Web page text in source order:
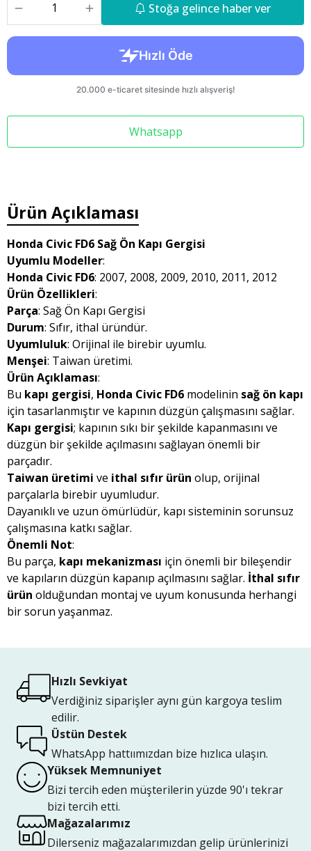
Stoğa gelince haber ver
Whatsapp
Ürün Açıklaması
Honda Civic FD6 Sağ Ön Kapı Gergisi
Uyumlu Modeller:
Honda Civic FD6: 2007, 2008, 2009, 2010, 2011, 2012
Ürün Özellikleri:
Parça: Sağ Ön Kapı Gergisi
Durum: Sıfır, ithal üründür.
Uyumluluk: Orijinal ile birebir uyumlu.
Menşei: Taiwan üretimi.
Ürün Açıklaması:
Bu kapı gergisi, Honda Civic FD6 modelinin sağ ön kapı
için tasarlanmıştır ve kapının düzgün çalışmasını sağlar.
Kapı gergisi; kapının sıkı bir şekilde kapanmasını ve
düzgün bir şekilde açılmasını sağlayan önemli bir
parçadır.
Taiwan üretimi ve ithal sıfır ürün olup, orijinal
parçalarla birebir uyumludur.
Dayanıklı ve uzun ömürlüdür, kapı sisteminin sorunsuz
çalışmasına katkı sağlar.
Önemli Not:
Bu parça, kapı mekanizması için önemli bir bileşendir
ve kapıların düzgün kapanıp açılmasını sağlar. İthal sıfır
ürün olduğundan montaj ve uyum konusunda herhangi
bir sorun yaşanmaz.
Hızlı Sevkiyat
Verdiğiniz siparişler aynı gün kargoya teslim
edilir.
Üstün Destek
WhatsApp hattıımızdan bize hızlıca ulaşın.
Yüksek Memnuniyet
Bizi tercih eden müşterilerin yüzde 90'ı tekrar
bizi tercih etti.
Mağazalarımız
Dilerseniz mağazalarımızdan gelip ürünlerinizi